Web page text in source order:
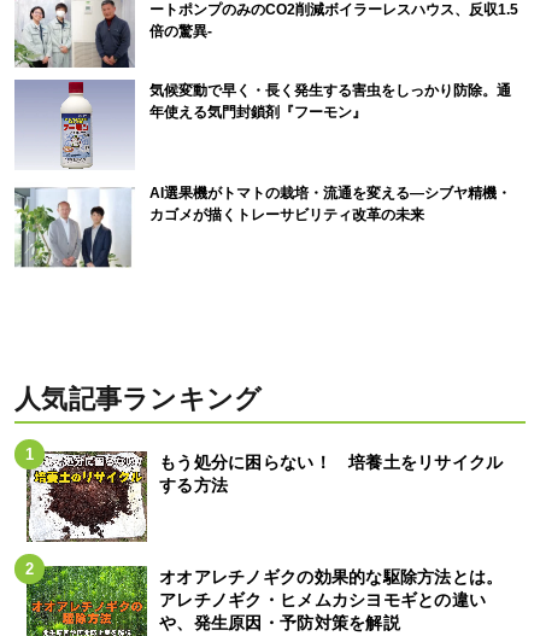
ートポンプのみのCO2削減ボイラーレスハウス、反収1.5
倍の驚異-
気候変動で早く・長く発生する害虫をしっかり防除。通
年使える気門封鎖剤『フーモン』
AI選果機がトマトの栽培・流通を変える―シブヤ精機・
カゴメが描くトレーサビリティ改革の未来
人気記事ランキング
もう処分に困らない！ 培養土をリサイクル
する方法
オオアレチノギクの効果的な駆除方法とは。
アレチノギク・ヒメムカシヨモギとの違い
や、発生原因・予防対策を解説